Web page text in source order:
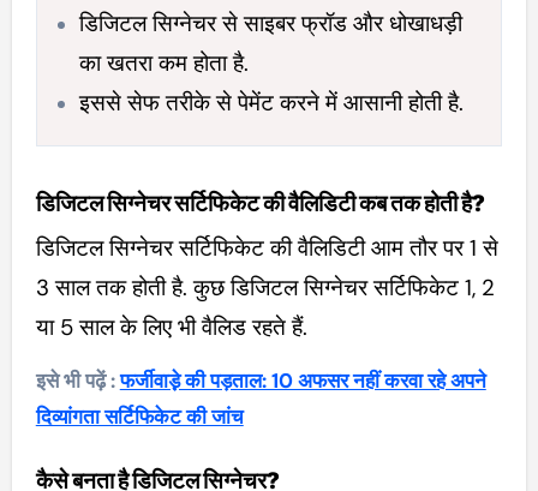
डिजिटल सिग्नेचर से साइबर फ्रॉड और धोखाधड़ी
का खतरा कम होता है.
इससे सेफ तरीके से पेमेंट करने में आसानी होती है.
डिजिटल सिग्नेचर सर्टिफिकेट की वैलिडिटी कब तक होती है?
डिजिटल सिग्नेचर सर्टिफिकेट की वैलिडिटी आम तौर पर 1 से
3 साल तक होती है. कुछ डिजिटल सिग्नेचर सर्टिफिकेट 1, 2
या 5 साल के लिए भी वैलिड रहते हैं.
इसे भी पढ़ें :फर्जीवाड़़े की पड़ताल: 10 अफसर नहीं करवा रहे अपने
दिव्यांगता सर्टिफिकेट की जांच
कैसे बनता है डिजिटल सिग्नेचर?